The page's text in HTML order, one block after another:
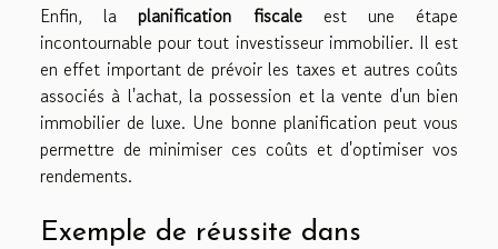
Enfin, laplanification fiscaleest une étape
incontournable pour tout investisseur immobilier. Il est
en effet important de prévoir les taxes et autres coûts
associés à l'achat, la possession et la vente d'un bien
immobilier de luxe. Une bonne planification peut vous
permettre de minimiser ces coûts et d'optimiser vos
rendements.
Exemple de réussite dans